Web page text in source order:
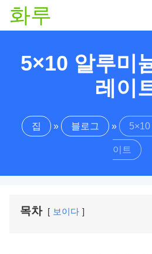
화루
5×10 알루미
레이
집 » 블로그 » 5×10
이트
목차 보이다